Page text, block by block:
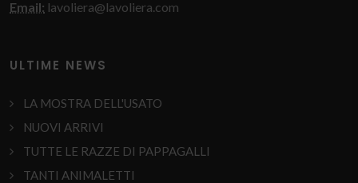
Email: lavoliera@lavoliera.com
ULTIME NEWS
LA MOSTRA DELL'USATO
NUOVI ARRIVI
TUTTE LE RAZZE DI PAPPAGALLI
TANTI ANIMALETTI